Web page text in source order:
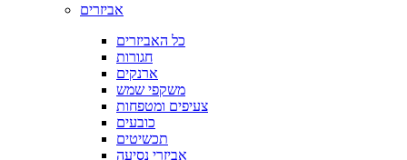
אביזרים
כל האביזרים
חגורות
ארנקים
משקפי שמש
צעיפים ומטפחות
כובעים
תכשיטים
אביזרי נסיעה